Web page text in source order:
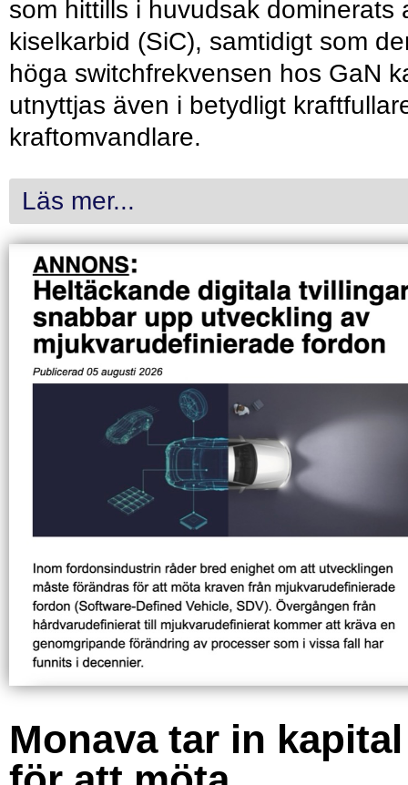
som hittills i huvudsak dominerats
kiselkarbid (SiC), samtidigt som
höga switchfrekvensen hos GaN
utnyttjas även i betydligt
kraftomvandlare.
Läs mer...
Monava tar in kapital